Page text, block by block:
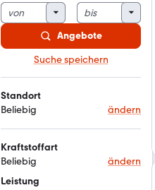
Angebote
Suche speichern
Standort
Beliebig
ändern
Kraftstoffart
Beliebig
ändern
Leistung